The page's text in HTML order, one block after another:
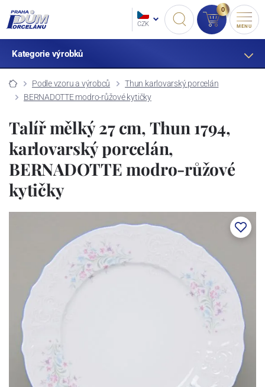
CZK
0
MENU
Kategorie výrobků
Podle vzoru a výrobců
Thun karlovarský porcelán
BERNADOTTE modro-růžové kytičky
Talíř mělký 27 cm, Thun 1794,
karlovarský porcelán,
BERNADOTTE modro-růžové
kytičky